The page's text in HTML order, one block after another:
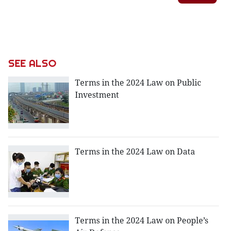
SEE ALSO
Terms in the 2024 Law on Public
Investment
Terms in the 2024 Law on Data
Terms in the 2024 Law on People’s